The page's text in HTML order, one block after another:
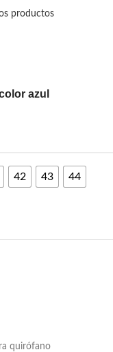
productos
azul
42 43 44
quirófano